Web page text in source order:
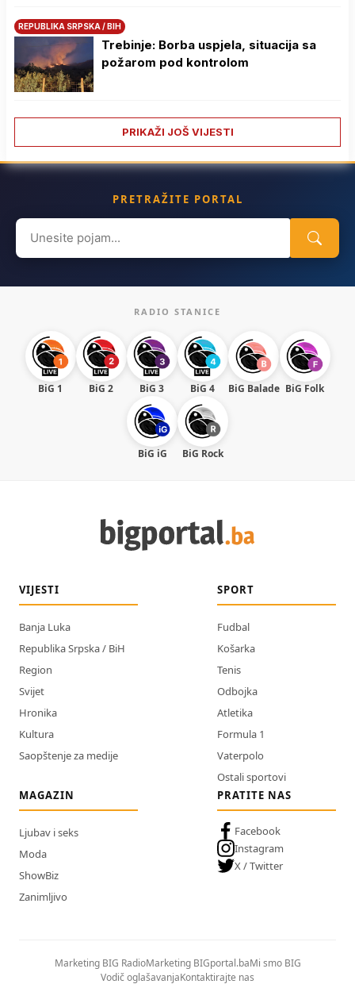
REPUBLIKA SRPSKA / BIH
Trebinje: Borba uspjela, situacija sa
požarom pod kontrolom
PRIKAŽI JOŠ VIJESTI
PRETRAŽITE PORTAL
Search
for:
RADIO STANICE
BiG 1 BiG 2 BiG 3 BiG 4 BiG Balade BiG Folk
BiG iG BiG Rock
VIJESTI
Banja Luka
Republika Srpska / BiH
Region
Svijet
Hronika
Kultura
Saopštenje za medije
SPORT
Fudbal
Košarka
Tenis
Odbojka
Atletika
Formula 1
Vaterpolo
Ostali sportovi
MAGAZIN
Ljubav i seks
Moda
ShowBiz
Zanimljivo
PRATITE NAS
Facebook
Instagram
X / Twitter
Marketing BIG RadioMarketing BIGportal.baMi smo BIG
Vodič oglašavanjaKontaktirajte nas